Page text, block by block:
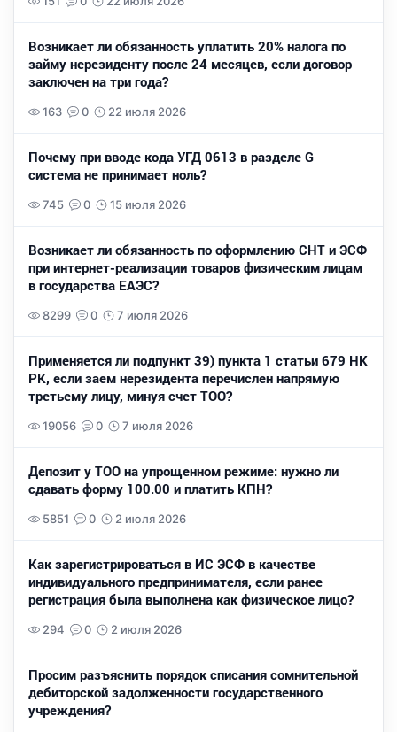
Возникает ли обязанность уплатить 20% налога по
займу нерезиденту после 24 месяцев, если договор
заключен на три года?
163 0 22 июля 2026
Почему при вводе кода УГД 0613 в разделе G
система не принимает ноль?
745 0 15 июля 2026
Возникает ли обязанность по оформлению СНТ и ЭСФ
при интернет-реализации товаров физическим лицам
в государства ЕАЭС?
8299 0 7 июля 2026
Применяется ли подпункт 39) пункта 1 статьи 679 НК
РК, если заем нерезидента перечислен напрямую
третьему лицу, минуя счет ТОО?
19056 0 7 июля 2026
Депозит у ТОО на упрощенном режиме: нужно ли
сдавать форму 100.00 и платить КПН?
5851 0 2 июля 2026
Как зарегистрироваться в ИС ЭСФ в качестве
индивидуального предпринимателя, если ранее
регистрация была выполнена как физическое лицо?
294 0 2 июля 2026
Просим разъяснить порядок списания сомнительной
дебиторской задолженности государственного
учреждения?